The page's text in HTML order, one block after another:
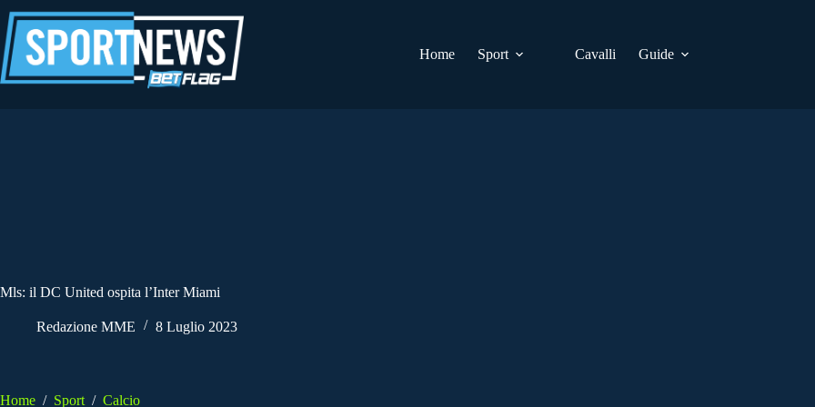
al
contenuto
Home
Sport Cavalli Guide
Mls: il DC United ospita l’Inter Miami
Redazione MME 8 Luglio 2023
Home / Sport / Calcio